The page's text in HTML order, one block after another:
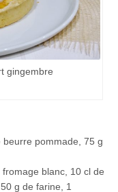
gingembre
pommade, 75 g
blanc, 10 cl de
g de farine, 1